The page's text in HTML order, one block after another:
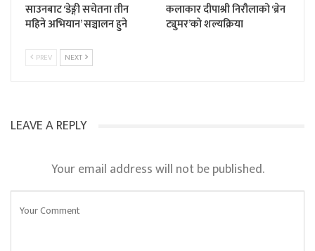
साउनबाट ‘डेङ्गी सचेतना तीन
महिने अभियान’ सञ्चालन हुने
कलाकार दीपाश्री निरौलाको ‘ब्रेन
ट्युमर’को शल्यक्रिया
PREV NEXT
LEAVE A REPLY
Your email address will not be published.